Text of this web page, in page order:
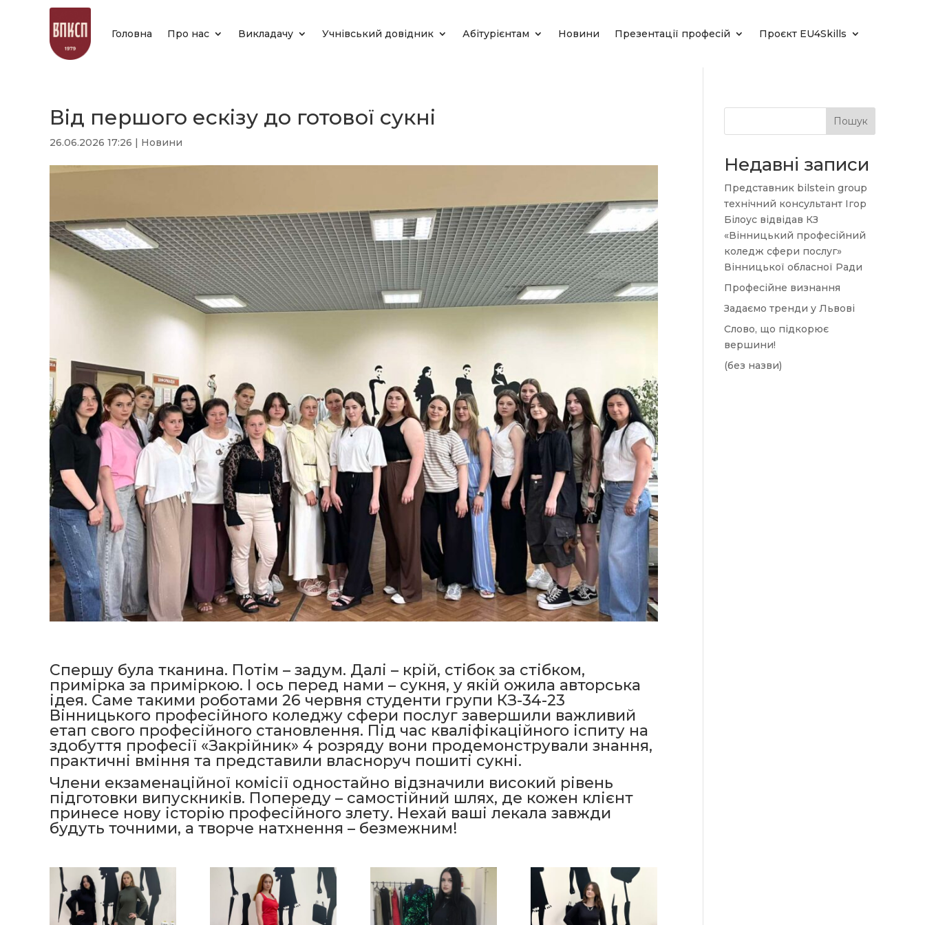
Головна Про нас Викладачу Учнівський довідник Абітурієнтам Новини Презентації професій Проєкт EU4Skills
Від першого ескізу до готової сукні
26.06.2026 17:26 | Новини
Спершу була тканина. Потім – задум. Далі – крій, стібок за стібком,
примірка за приміркою. І ось перед нами – сукня, у якій ожила авторська
ідея. Саме такими роботами 26 червня студенти групи КЗ-34-23
Вінницького професійного коледжу сфери послуг завершили важливий
етап свого професійного становлення. Під час кваліфікаційного іспиту на
здобуття професії «Закрійник» 4 розряду вони продемонстрували знання,
практичні вміння та представили власноруч пошиті сукні.
Члени екзаменаційної комісії одностайно відзначили високий рівень
підготовки випускників. Попереду – самостійний шлях, де кожен клієнт
принесе нову історію професійного злету. Нехай ваші лекала завжди
будуть точними, а творче натхнення – безмежним!
Пошук
Недавні записи
Представник bilstein group
технічний консультант Ігор
Білоус відвідав КЗ
«Вінницький професійний
коледж сфери послуг»
Вінницької обласної Ради
Професійне визнання
Задаємо тренди у Львові
Слово, що підкорює
вершини!
(без назви)